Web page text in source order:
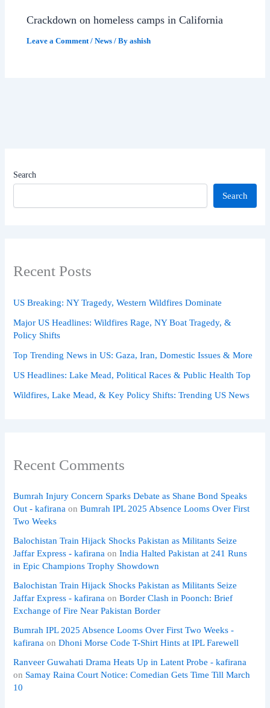
Crackdown on homeless camps in California
Leave a Comment /News / Byashish
Search
Search
Recent Posts
US Breaking: NY Tragedy, Western Wildfires Dominate
Major US Headlines: Wildfires Rage, NY Boat Tragedy, &
Policy Shifts
Top Trending News in US: Gaza, Iran, Domestic Issues & More
US Headlines: Lake Mead, Political Races & Public Health Top
Wildfires, Lake Mead, & Key Policy Shifts: Trending US News
Recent Comments
Bumrah Injury Concern Sparks Debate as Shane Bond Speaks
Out - kafirana onBumrah IPL 2025 Absence Looms Over First
Two Weeks
Balochistan Train Hijack Shocks Pakistan as Militants Seize
Jaffar Express - kafirana onIndia Halted Pakistan at 241 Runs
in Epic Champions Trophy Showdown
Balochistan Train Hijack Shocks Pakistan as Militants Seize
Jaffar Express - kafirana onBorder Clash in Poonch: Brief
Exchange of Fire Near Pakistan Border
Bumrah IPL 2025 Absence Looms Over First Two Weeks -
kafirana onDhoni Morse Code T-Shirt Hints at IPL Farewell
Ranveer Guwahati Drama Heats Up in Latent Probe - kafirana
on Samay Raina Court Notice: Comedian Gets Time Till March
10